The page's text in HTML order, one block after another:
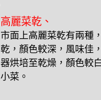
高麗菜乾、
市面上高麗菜乾有兩種
乾，顏色較深，風味佳
器烘培至乾燥，顏色較
小菜。